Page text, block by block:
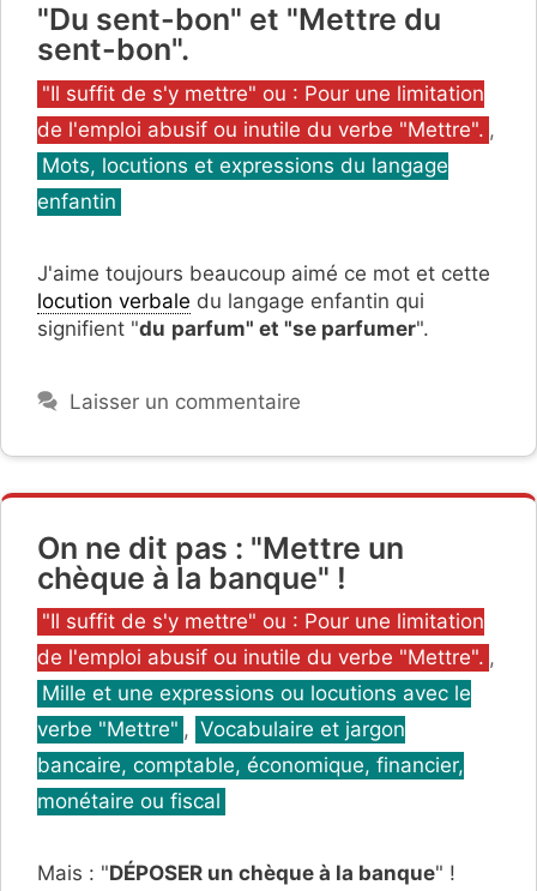
"Du sent-bon" et "Mettre du
sent-bon".
Catégories
"Il suffit de s'y mettre" ou : Pour une limitation
de l'emploi abusif ou inutile du verbe "Mettre". ,
Mots, locutions et expressions du langage
enfantin
J'aime toujours beaucoup aimé ce mot et cette
locution verbale du langage enfantin qui
signifient "du parfum" et "se parfumer".
Laisser un commentaire
On ne dit pas : "Mettre un
chèque à la banque" !
Catégories
"Il suffit de s'y mettre" ou : Pour une limitation
de l'emploi abusif ou inutile du verbe "Mettre". ,
Mille et une expressions ou locutions avec le
verbe "Mettre" , Vocabulaire et jargon
bancaire, comptable, économique, financier,
monétaire ou fiscal
Mais : "DÉPOSER un chèque à la banque" !